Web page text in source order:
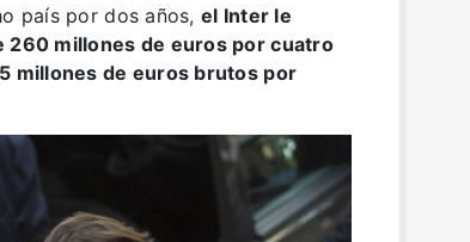
país por dos años, el Inter le
millones de euros por cuatro
millones de euros brutos por